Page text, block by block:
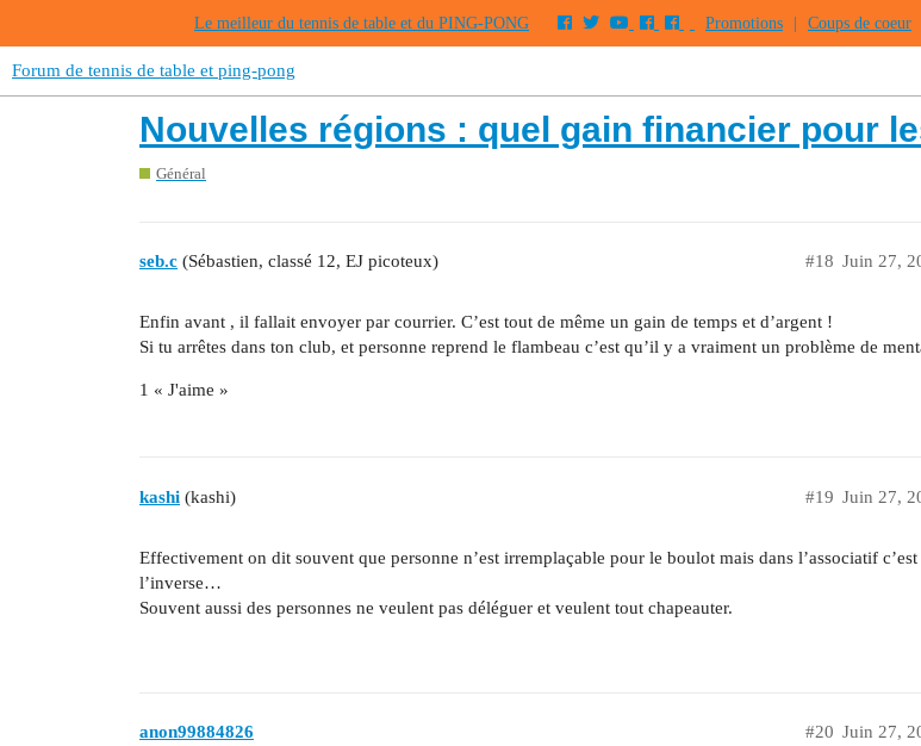
Le meilleur du tennis de table et du PING-PONG Promotions Coups de coeur
Forum de tennis de table et ping-pong
Nouvelles régions : quel gain financier pour
Général
seb.c (Sébastien, classé 12, EJ picoteux) Juin 27,
#18
Enfin avant , il fallait envoyer par courrier. C’est tout de même un gain de temps et d’argent !
Si tu arrêtes dans ton club, et personne reprend le flambeau c’est qu’il y a vraiment un problème de
1 « J'aime »
kashi (kashi) Juin 27,
#19
Effectivement on dit souvent que personne n’est irremplaçable pour le boulot mais dans l’associatif
l’inverse…
Souvent aussi des personnes ne veulent pas déléguer et veulent tout chapeauter.
anon99884826 Juin 27,
#20